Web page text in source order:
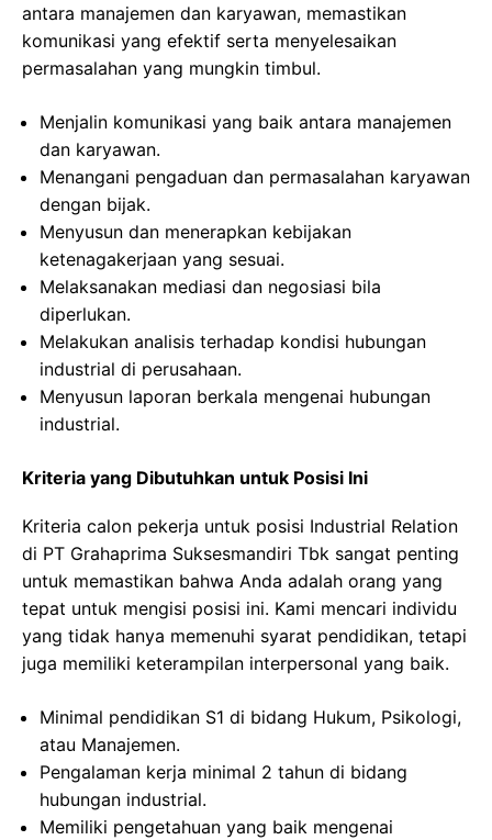
antara manajemen dan karyawan, memastikan
komunikasi yang efektif serta menyelesaikan
permasalahan yang mungkin timbul.
Menjalin komunikasi yang baik antara manajemen
dan karyawan.
Menangani pengaduan dan permasalahan karyawan
dengan bijak.
Menyusun dan menerapkan kebijakan
ketenagakerjaan yang sesuai.
Melaksanakan mediasi dan negosiasi bila
diperlukan.
Melakukan analisis terhadap kondisi hubungan
industrial di perusahaan.
Menyusun laporan berkala mengenai hubungan
industrial.
Kriteria yang Dibutuhkan untuk Posisi Ini
Kriteria calon pekerja untuk posisi Industrial Relation
di PT Grahaprima Suksesmandiri Tbk sangat penting
untuk memastikan bahwa Anda adalah orang yang
tepat untuk mengisi posisi ini. Kami mencari individu
yang tidak hanya memenuhi syarat pendidikan, tetapi
juga memiliki keterampilan interpersonal yang baik.
Minimal pendidikan S1 di bidang Hukum, Psikologi,
atau Manajemen.
Pengalaman kerja minimal 2 tahun di bidang
hubungan industrial.
Memiliki pengetahuan yang baik mengenai